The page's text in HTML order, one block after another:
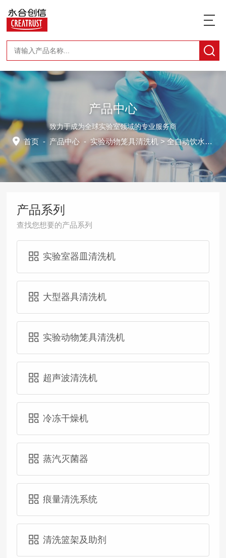
产品中心
致力于成为全球实验室领域的专业服务商
首页 - 产品中心 -实验动物笼具清洗机 > 全自动饮水瓶清洗机
产品系列
查找您想要的产品系列
实验室器皿清洗机
大型器具清洗机
实验动物笼具清洗机
超声波清洗机
冷冻干燥机
蒸汽灭菌器
痕量清洗系统
清洗篮架及助剂